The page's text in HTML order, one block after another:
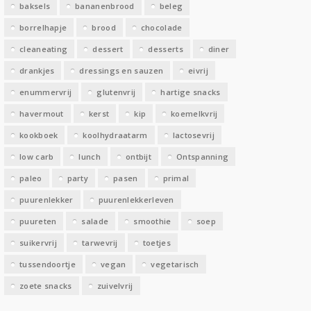
baksels bananenbrood beleg
borrelhapje brood chocolade
cleaneating dessert desserts diner
drankjes dressings en sauzen eivrij
enummervrij glutenvrij hartige snacks
havermout kerst kip koemelkvrij
kookboek koolhydraatarm lactosevrij
low carb lunch ontbijt Ontspanning
paleo party pasen primal
puurenlekker puurenlekkerleven
puureten salade smoothie soep
suikervrij tarwevrij toetjes
tussendoortje vegan vegetarisch
zoete snacks zuivelvrij